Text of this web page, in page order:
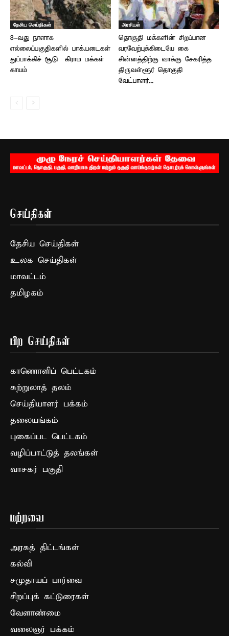
தேசிய செய்திகள்
8-வது நாளாக
எல்லைப்பகுதிகளில் பாக்.படைகள்
துப்பாக்கிச் சூடு – கிராம மக்கள்
காயம்
அரசியல்
தொகுதி மக்களின் சிறப்பான
வரவேற்புக்கிடையே கை
சின்னத்திற்கு வாக்கு சேகரித்த
திருவள்ளூர் தொகுதி
வேட்பாளர்...
செய்திகள்
தேசிய செய்திகள்
உலக செய்திகள்
மாவட்டம்
தமிழகம்
பிற செய்திகள்
காணொளிப் பெட்டகம்
சுற்றுலாத் தலம்
செய்தியாளர் பக்கம்
தலையங்கம்
புகைப்பட பெட்டகம்
வழிப்பாட்டுத் தலங்கள்
வாசகர் பகுதி
மற்றவை
அரசுத் திட்டங்கள்
கல்வி
சமுதாயப் பார்வை
சிறப்புக் கட்டுரைகள்
வேளாண்மை
வலைஞர் பக்கம்